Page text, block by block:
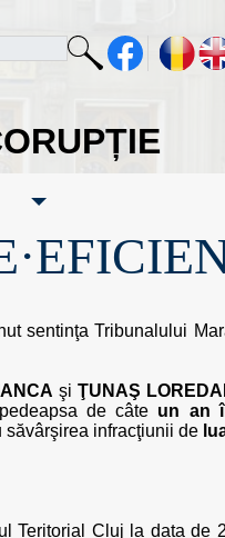
sentinţa Tribunalului
şiŢUNAŞ
de câte un an
săvârşirea infracţiunii de
Teritorial Cluj la data de